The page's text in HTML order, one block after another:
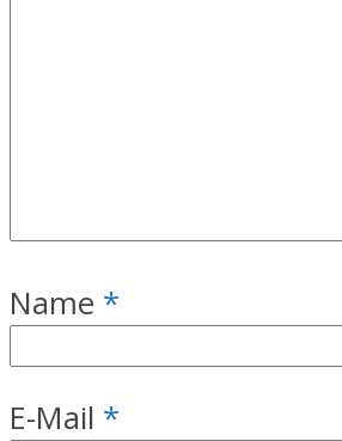
Name *
E-Mail *